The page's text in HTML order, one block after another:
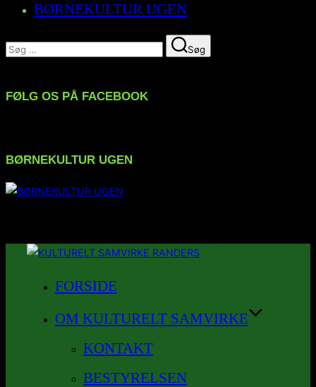
BØRNEKULTUR UGEN
Søg
efter:
Søg
FØLG OS PÅ FACEBOOK
BØRNEKULTUR UGEN
Videre
FORSIDE
OM KULTURELT SAMVIRKE
KONTAKT
BESTYRELSEN